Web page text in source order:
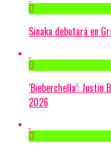
Sinaka debutará en
‘Bieberchella’:
2026